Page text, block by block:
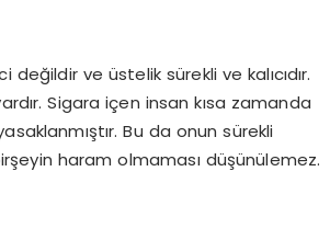
ve üstelik sürekli ve kalıcıdır.
Sigara içen insan kısa zamanda
Bu da onun sürekli
haram olmaması düşünülemez.